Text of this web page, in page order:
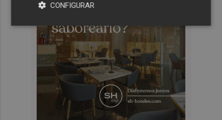
CONFIGURAR